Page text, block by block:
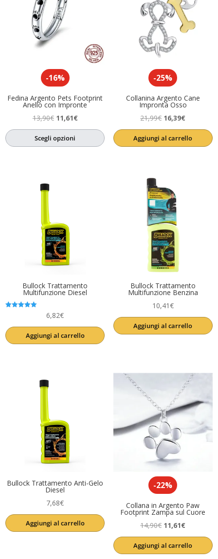
-16%
Fedina Argento Pets Footprint
Anello con Impronte
13,90€ Il
prezzo
originale
11,61€Il
prezzo
Scegli opzioni
-25%
Collanina Argento Cane
Impronta Osso
21,99€ Il
prezzo
originale
16,39€Il
prezzo
attuale
Aggiungi al carrello
Bullock Trattamento
Multifunzione Diesel
6,82€
Aggiungi al carrello
Bullock Trattamento
Multifunzione Benzina
10,41€
Aggiungi al carrello
Bullock Trattamento Anti-Gelo
Diesel
7,68€
Aggiungi al carrello
-22%
Collana in Argento Paw
Footprint Zampa sul Cuore
14,90€ Il
prezzo
originale
11,61€Il
prezzo
attuale
Aggiungi al carrello